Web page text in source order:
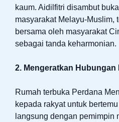
kaum. Aidilfitri disambut
masyarakat Melayu-Muslim,
bersama oleh masyarakat
sebagai tanda keharmonian.
2. Mengeratkan Hubungan
Rumah terbuka Perdana
kepada rakyat untuk
langsung dengan pemimpin